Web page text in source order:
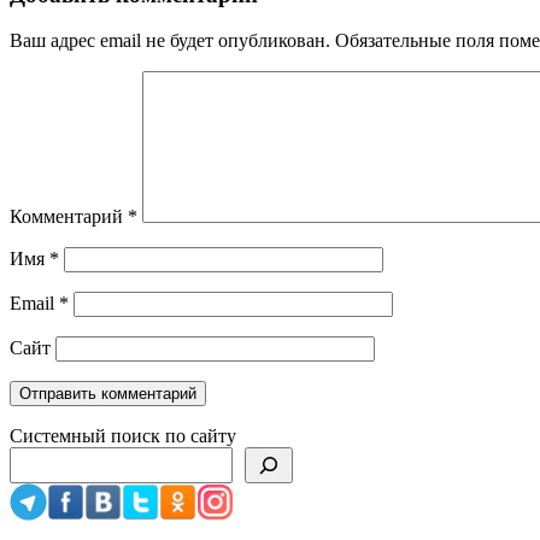
Ваш адрес email не будет опубликован. Обязательные поля
Комментарий *
Имя *
Email *
Сайт
Системный поиск по сайту